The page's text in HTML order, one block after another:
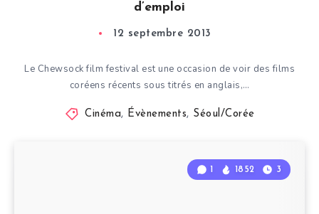
d’emploi
12 septembre 2013
Le Chewsock film festival est une occasion de voir des films
coréens récents sous titrés en anglais,…
Cinéma, Évènements, Séoul/Corée
1 1852 3